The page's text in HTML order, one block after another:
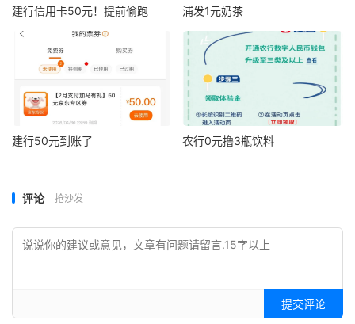
建行信用卡50元！提前偷跑 浦发1元奶茶
建行50元到账了 农行0元撸3瓶饮料
评论 抢沙发
提交评论